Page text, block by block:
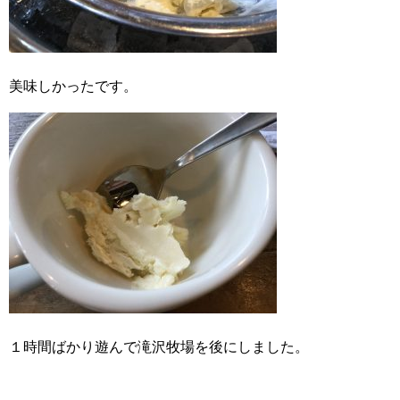
美味しかったです。
１時間ばかり遊んで滝沢牧場を後にしました。